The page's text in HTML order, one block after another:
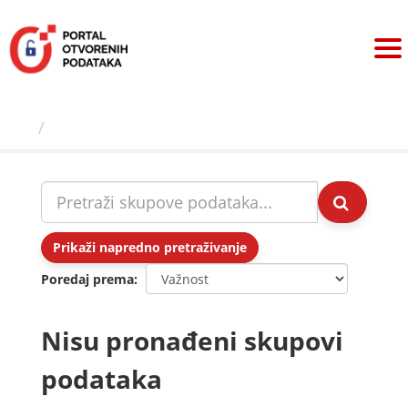
sadržaj
Prikaži napredno pretraživanje
Poredaj prema
Nisu pronađeni skupovi
podataka